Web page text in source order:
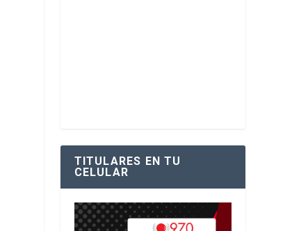
TITULARES EN TU
CELULAR